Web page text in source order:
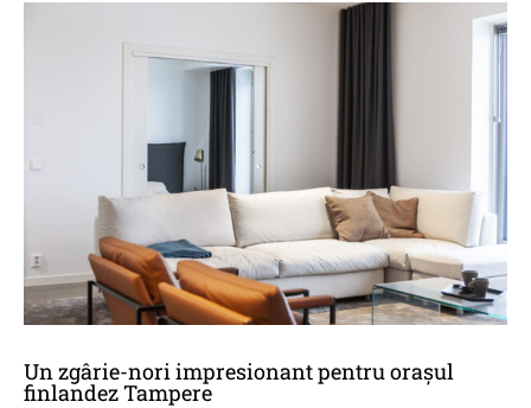
Un zgârie-nori impresionant pentru orașul
finlandez Tampere